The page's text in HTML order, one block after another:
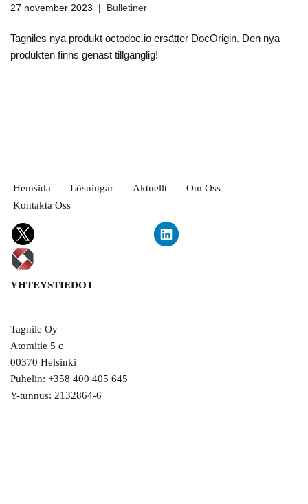
27 november 2023 Bulletiner
Tagniles nya produkt octodoc.io ersätter DocOrigin. Den nya
produkten finns genast tillgänglig!
Hemsida Lösningar Aktuellt
Om Oss
Kontakta Oss
YHTEYSTIEDOT
Tagnile Oy
Atomitie 5 c
00370 Helsinki
Puhelin: +358 400 405 645
Y-tunnus: 2132864-6